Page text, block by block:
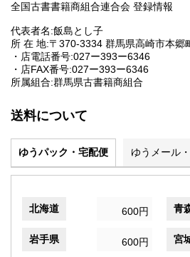
全国古書書籍商組合連合会 登録情報
代表者名:飯島とし子
所 在 地:〒370-3334 群馬県高崎市本郷
・店電話番号:027ー393ー6346
・店FAX番号:027ー393ー6346
所属組合:群馬県古書籍商組合
送料について
ゆうパック・宅配便 ゆうメール
北海道 600円 青
岩手県 600円 宮